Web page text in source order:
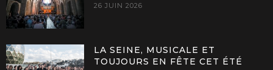
26 JUIN 2026
LA SEINE, MUSICALE ET
TOUJOURS EN FÊTE CET ÉTÉ